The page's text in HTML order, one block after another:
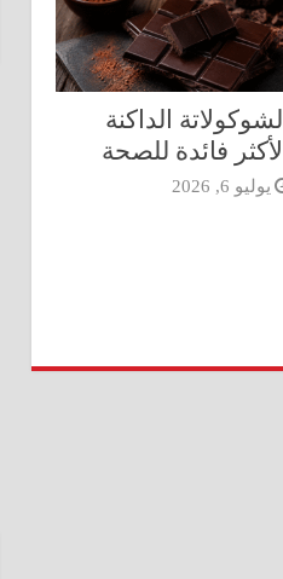
الشوكولاتة الداكنة
الأكثر فائدة للصحة
يوليو 6, 2026